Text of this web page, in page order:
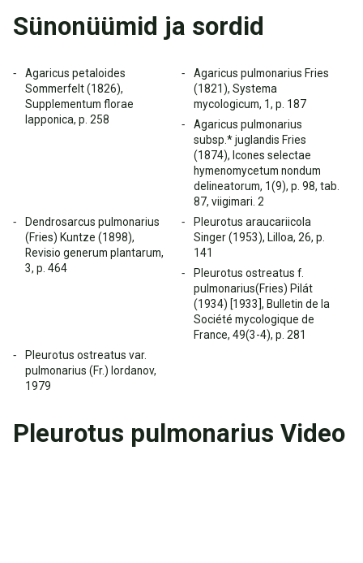
Sünonüümid ja sordid
Agaricus petaloides
Sommerfelt (1826),
Supplementum florae
lapponica, p. 258
Agaricus pulmonarius Fries
(1821), Systema
mycologicum, 1, p. 187
Agaricus pulmonarius
subsp.* juglandis Fries
(1874), Icones selectae
hymenomycetum nondum
delineatorum, 1(9), p. 98, tab.
87, viigimari. 2
Dendrosarcus pulmonarius
(Fries) Kuntze (1898),
Revisio generum plantarum,
3, p. 464
Pleurotus araucariicola
Singer (1953), Lilloa, 26, p.
141
Pleurotus ostreatus f.
pulmonarius(Fries) Pilát
(1934) [1933], Bulletin de la
Société mycologique de
France, 49(3-4), p. 281
Pleurotus ostreatus var.
pulmonarius (Fr.) Iordanov,
1979
Pleurotus pulmonarius Video